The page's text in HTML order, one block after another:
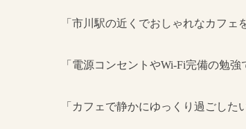
「市川駅の近くでおしゃれなカフェ
「電源コンセントやWi-Fi完備の勉
「カフェで静かにゆっくり過ごした